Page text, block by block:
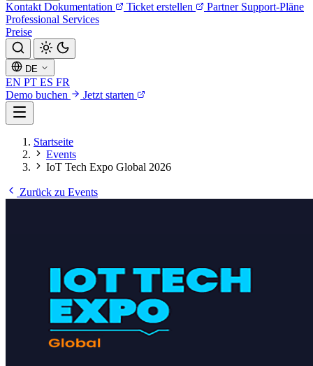
Kontakt Dokumentation Ticket erstellen Partner Support-Pläne
Professional Services
Preise
DE
EN PT ES FR
Demo buchen
Jetzt starten
Startseite
Events
IoT Tech Expo Global 2026
Zurück zu Events